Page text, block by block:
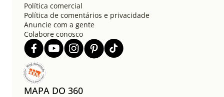
Política comercial
Política de comentários e privacidade
Anuncie com a gente
Colabore conosco
MAPA DO 360